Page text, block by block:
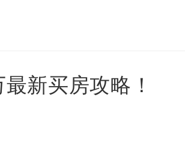
新买房攻略！